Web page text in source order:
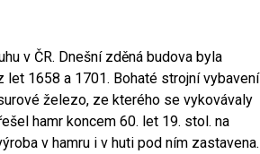
v ČR. Dnešní zděná budova byla
1658 a 1701. Bohaté strojní vybavení
železo, ze kterého se vykovávaly
hamr koncem 60. let 19. stol. na
v hamru i v huti pod ním zastavena.